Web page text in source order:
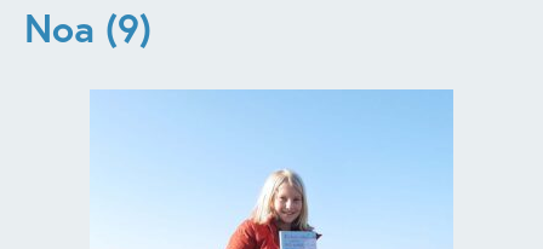
Noa (9)